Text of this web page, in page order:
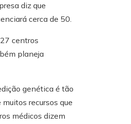
diz que
cerca de 50.
centros
planeja
genética é tão
recursos que
médicos dizem